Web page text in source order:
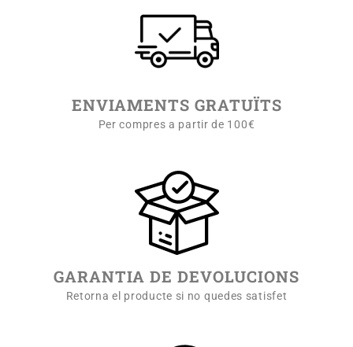
ENVIAMENTS GRATUÏTS
Per compres a partir de 100€
GARANTIA DE DEVOLUCIONS
Retorna el producte si no quedes satisfet